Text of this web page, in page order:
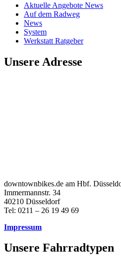
Aktuelle Angebote News
Auf dem Radweg
News
System
Werkstatt Ratgeber
Unsere Adresse
downtownbikes.de am Hbf.
Immermannstr. 34
40210 Düsseldorf
Tel: 0211 – 26 19 49 69
Impressum
Unsere Fahrradtypen